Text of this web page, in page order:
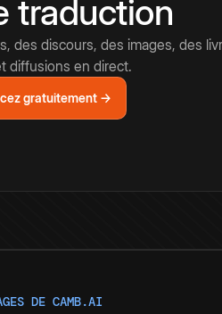
traduction
des discours, des images, des
diffusions en direct.
gratuitement →
DE CAMB.AI